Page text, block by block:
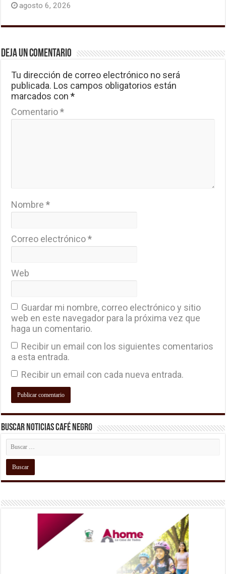
agosto 6, 2026
Deja un comentario
Tu dirección de correo electrónico no será
publicada. Los campos obligatorios están
marcados con*
Comentario*
Nombre*
Correo electrónico*
Web
Guardar mi nombre, correo electrónico y sitio
web en este navegador para la próxima vez que
haga un comentario.
Recibir un email con los siguientes comentarios
a esta entrada.
Recibir un email con cada nueva entrada.
Buscar Noticias Café Negro